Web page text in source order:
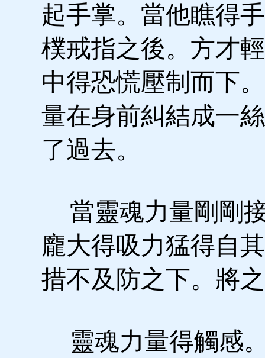
起手掌。當他瞧得
樸戒指之後。方才
中得恐慌壓制而下
量在身前糾結成一
了過去。
當靈魂力量剛剛
龐大得吸力猛得自
措不及防之下。將
靈魂力量得觸感